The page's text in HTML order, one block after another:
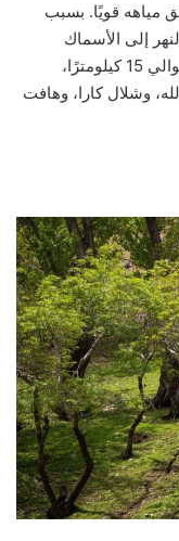
مياهه قويًا. بسبب
إلى الأسماك
والكائنات الحية الأخرى. يمتد النهر الساحر حوالي 15 كيلومترًا،
وشلال كارا، وهافت